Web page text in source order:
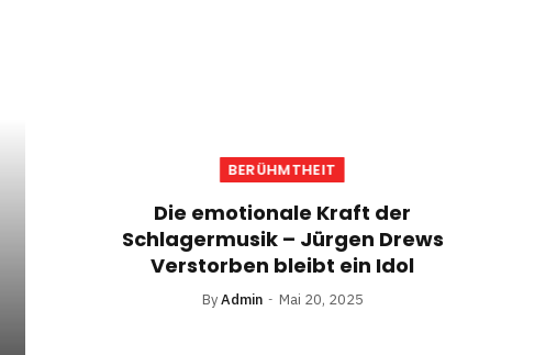
BERÜHMTHEIT
Die emotionale Kraft der
Schlagermusik – Jürgen Drews
Verstorben bleibt ein Idol
By Admin Mai 20, 2025